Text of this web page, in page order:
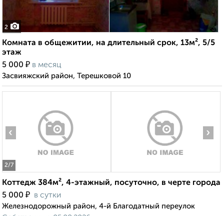
2
Комната в общежитии, на длительный срок, 13м², 5/5
этаж
5 000 ₽ в месяц
Засвияжский район, Терешковой 10
2/7
‹ ›
Коттедж 384м², 4-этажный, посуточно, в черте города
5 000 ₽ в сутки
Железнодорожный район, 4-й Благодатный переулок